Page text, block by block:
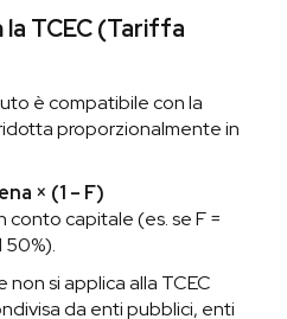
TCEC (Tariffa
è compatibile con la
proporzionalmente in
× (1 – F)
conto capitale (es. se F =
50%).
non si applica alla TCEC
da enti pubblici, enti